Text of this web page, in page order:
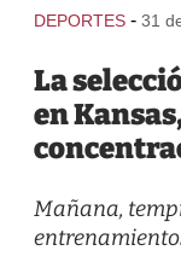
DEPORTES - 31
La
en
Mañana,